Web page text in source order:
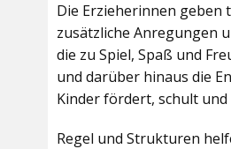
Die Erzieherinnen geben
zusätzliche Anregungen
die zu Spiel, Spaß und
und darüber hinaus die
Kinder fördert, schult
Regel und Strukturen